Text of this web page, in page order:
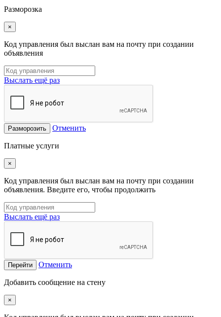
Разморозка
×
Код управления был выслан вам на почту при создании
объявления
Выслать ещё раз
Разморозить Отменить
Платные услуги
×
Код управления был выслан вам на почту при создании
объявления. Введите его, чтобы продолжить
Выслать ещё раз
Перейти Отменить
Добавить сообщение на стену
×